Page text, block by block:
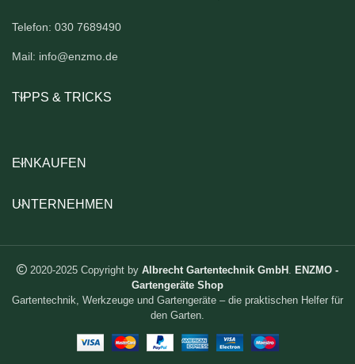
Telefon: 030 7689490
Mail: info@enzmo.de
TIPPS & TRICKS
EINKAUFEN
UNTERNEHMEN
2020-2025 Copyright by Albrecht Gartentechnik GmbH ENZMO -
Gartengeräte Shop
Gartentechnik, Werkzeuge und Gartengeräte – die praktischen Helfer für
den Garten.